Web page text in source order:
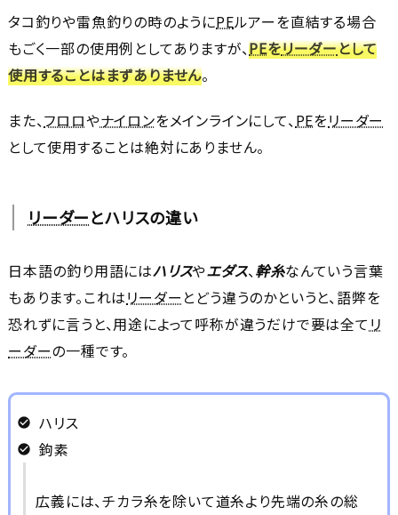
タコ釣りや雷魚釣りの時のようにPEルアーを直結する場合
もごく一部の使用例としてありますが、PEをリーダーとして
使用することはまずありません。
また、フロロやナイロンをメインラインにして、PEをリーダー
として使用することは絶対にありません。
リーダーとハリスの違い
日本語の釣り用語にはハリスやエダス、幹糸なんていう言葉
もあります。これはリーダー とどう違うのかというと、語弊を
恐れずに言うと、用途によって呼称が違うだけで要は全て リ
ーダーの一種です。
ハリス
鉤素
広義には、チカラ糸を除いて道糸より先端の糸の総